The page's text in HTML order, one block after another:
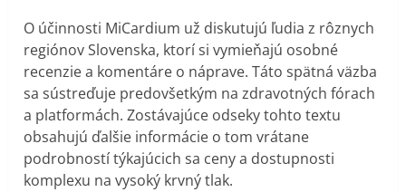
O účinnosti MiCardium už diskutujú ľudia z rôznych
regiónov Slovenska, ktorí si vymieňajú osobné
recenzie a komentáre o náprave. Táto spätná väzba
sa sústreďuje predovšetkým na zdravotných fórach
a platformách. Zostávajúce odseky tohto textu
obsahujú ďalšie informácie o tom vrátane
podrobností týkajúcich sa ceny a dostupnosti
komplexu na vysoký krvný tlak.